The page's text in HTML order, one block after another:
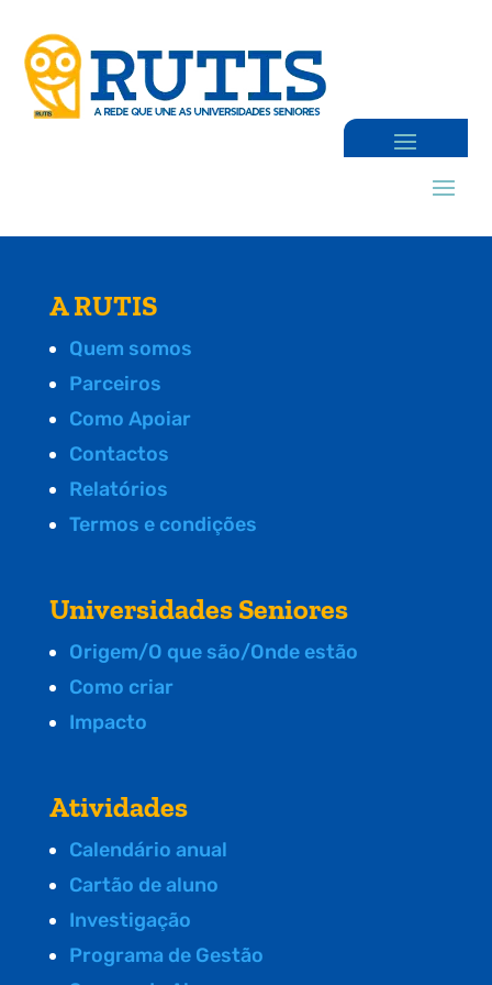
A RUTIS
Quem somos
Parceiros
Como Apoiar
Contactos
Relatórios
Termos e condições
Universidades Seniores
Origem/O que são/Onde estão
Como criar
Impacto
Atividades
Calendário anual
Cartão de aluno
Investigação
Programa de Gestão